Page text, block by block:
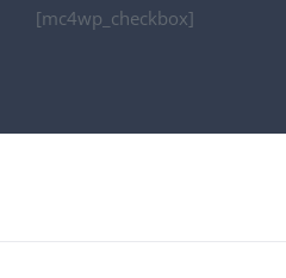
[mc4wp_checkbox]